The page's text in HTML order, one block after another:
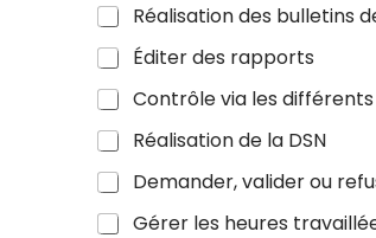
Réalisation des bulletins
Éditer des rapports
Contrôle via les
Réalisation de la DSN
Demander, valider ou
Gérer les heures